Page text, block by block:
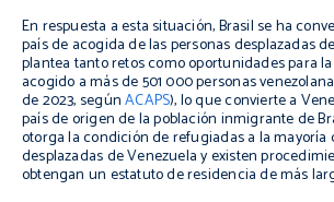
En respuesta a esta situación, Brasil se ha
país de acogida de las personas desplazadas
plantea tanto retos como oportunidades para
acogido a más de 501 000 personas
de 2023, segúnACAPS), lo que convierte a
país de origen de la población inmigrante de
otorga la condición de refugiadas a la mayoría
desplazadas de Venezuela y existen
obtengan un estatuto de residencia de más